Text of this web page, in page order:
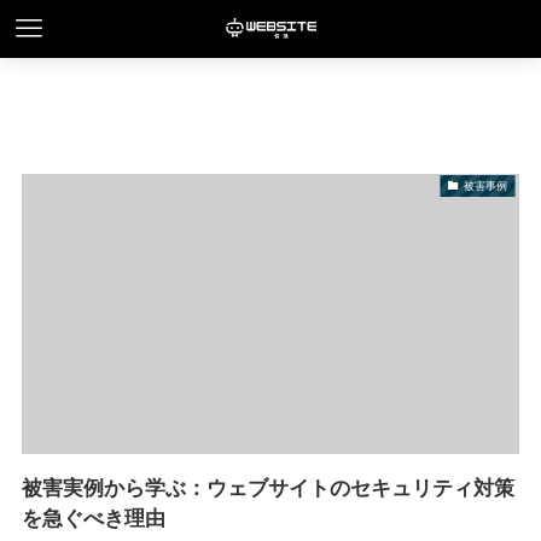
被害事例
被害実例から学ぶ：ウェブサイトのセキュリティ対策
を急ぐべき理由